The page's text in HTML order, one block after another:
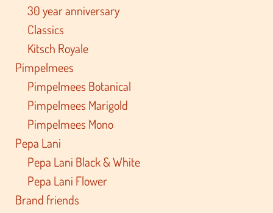
30 year anniversary
Classics
Kitsch Royale
Pimpelmees
Pimpelmees Botanical
Pimpelmees Marigold
Pimpelmees Mono
Pepa Lani
Pepa Lani Black & White
Pepa Lani Flower
Brand friends